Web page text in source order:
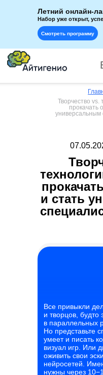
Смотреть программу
Летний онлайн-
Набор уже открыт,
Творчество vs.
прокачать
универсальным
и стать
Все привыкли
и творцов,
в параллельных
Но представьте
умеет и писать
визуал игр. Или
оживить свои
нейросетей.
нужны через